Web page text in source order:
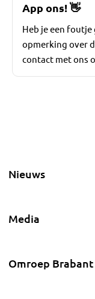
App ons!👋
Heb je een foutje
opmerking over
contact met ons
Nieuws
Media
Omroep Brabant